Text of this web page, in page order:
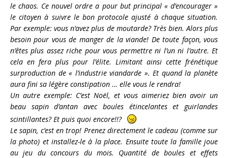
le chaos. Ce nouvel ordre a pour but principal « d’encourager »
le citoyen à suivre le bon protocole ajusté à chaque situation.
Par exemple: vous n’avez plus de moutarde? Très bien. Alors plus
besoin pour vous de manger de la viande! De toute façon, vous
n’êtes plus assez riche pour vous permettre ni l’un ni l’autre. Et
cela en fera plus pour l’élite. Limitant ainsi cette frénétique
surproduction de « l’industrie viandarde ». Et quand la planète
aura fini sa légère constipation … elle vous le rendra!
Un autre exemple: C’est Noël, et vous aimeriez bien avoir un
beau sapin d’antan avec boules étincelantes et guirlandes
scintillantes? Et puis quoi encore!!?
Le sapin, c’est en trop! Prenez directement le cadeau (comme sur
la photo) et installez-le à la place. Ensuite toute la famille joue
au jeu du concours du mois. Quantité de boules et effets